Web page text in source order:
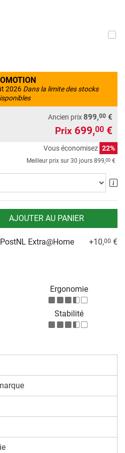
2026 Dans la limite des stocks
Ancien prix899,00 €
Prix 699,00 €
Vous économisez 22%
Meilleur prix sur 30 jours 899,00 €
AJOUTER AU PANIER
Ergonomie
Stabilité
Extra@Home +10,00 €